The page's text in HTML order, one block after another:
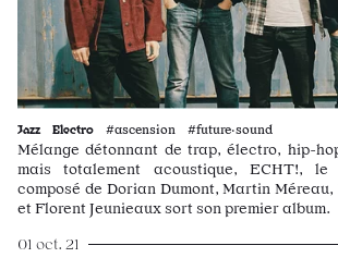
Jazz Electro #ascension #future·sound
Mélange détonnant de trap, électro, hip-
mais totalement acoustique, ECHT!, le
composé de Dorian Dumont, Martin
et Florent Jeunieaux sort son premier album.
01 oct. 21